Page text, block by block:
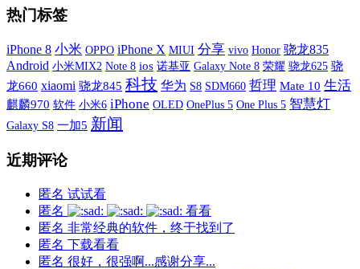
热门标签
iPhone 8 小米 OPPO iPhone X MIUI 分享 vivo Honor 骁龙835
Android 小米MIX2 Note 8 ios 诺基亚 Galaxy Note 8 荣耀 骁龙625 骁
龙660 xiaomi 骁龙845 科技 华为 S8 SDM660 哲理 Mate 10 生活
麒麟970 软件 小米6 iPhone OLED OnePlus 5 One Plus 5 智慧灯
Galaxy S8 一加5 新闻
近期评论
匿名 试试看
匿名
看看
匿名 非常经典的软件，终于找到了
匿名 下载看看
匿名 很好，很强啊...感谢分享...